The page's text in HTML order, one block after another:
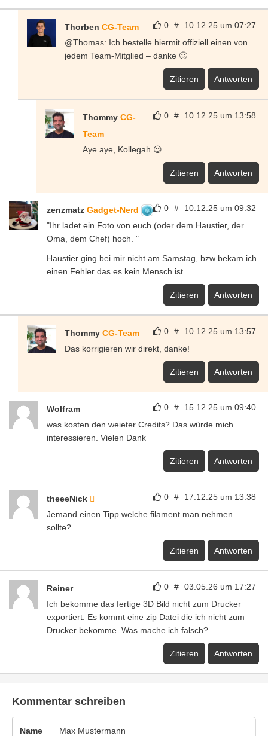
0 # 10.12.25 um 07:27
Thorben CG-Team
@Thomas: Ich bestelle hiermit offiziell einen von
jedem Team-Mitglied – danke 🙂
Zitieren Antworten
0 # 10.12.25 um 13:58
Thommy CG-
Team
Aye aye, Kollegah 😉
Zitieren Antworten
0 # 10.12.25 um 09:32
zenzmatz Gadget-Nerd
"Ihr ladet ein Foto von euch (oder dem Haustier, der
Oma, dem Chef) hoch. "
Haustier ging bei mir nicht am Samstag, bzw bekam ich
einen Fehler das es kein Mensch ist.
Zitieren Antworten
0 # 10.12.25 um 13:57
Thommy CG-Team
Das korrigieren wir direkt, danke!
Zitieren Antworten
0 # 15.12.25 um 09:40
Wolfram
was kosten den weieter Credits? Das würde mich
interessieren. Vielen Dank
Zitieren Antworten
0 # 17.12.25 um 13:38
theeeNick
Jemand einen Tipp welche filament man nehmen
sollte?
Zitieren Antworten
0 # 03.05.26 um 17:27
Reiner
Ich bekomme das fertige 3D Bild nicht zum Drucker
exportiert. Es kommt eine zip Datei die ich nicht zum
Drucker bekomme. Was mache ich falsch?
Zitieren Antworten
Kommentar schreiben
Name